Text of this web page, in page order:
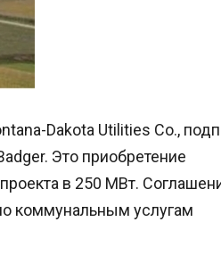
Dakota Utilities Co.,
Это приобретение
в 250 МВт.
коммунальным услугам